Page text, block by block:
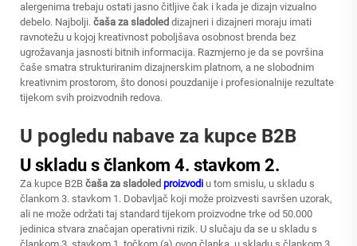
alergenima trebaju ostati jasno čitljive čak i kada je dizajn vizualno
debelo. Najbolji. čaša za sladoled dizajneri i dizajneri moraju imati
ravnotežu u kojoj kreativnost poboljšava osobnost brenda bez
ugrožavanja jasnosti bitnih informacija. Razmjerno je da se površina
čaše smatra strukturiranim dizajnerskim platnom, a ne slobodnim
kreativnim prostorom, što donosi pouzdanije i profesionalnije rezultate
tijekom svih proizvodnih redova.
U pogledu nabave za kupce B2B
U skladu s člankom 4. stavkom 2.
Za kupce B2B čaša za sladoled proizvodi u tom smislu, u skladu s
člankom 3. stavkom 1. Dobavljač koji može proizvesti savršen uzorak,
ali ne može održati taj standard tijekom proizvodne trke od 50.000
jedinica stvara značajan operativni rizik. U slučaju da se u skladu s